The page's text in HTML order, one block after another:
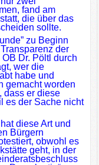
fand am
die über das
sollte.
zu Beginn
der
Dr. Pöltl durch
wer die
habe und
gemacht worden
dass er diese
es der Sache nicht
diese Art und
Bürgern
obwohl es
geht, in der